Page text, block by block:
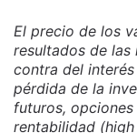
El precio de los
resultados de las
contra del
pérdida de la
futuros,
rentabilidad